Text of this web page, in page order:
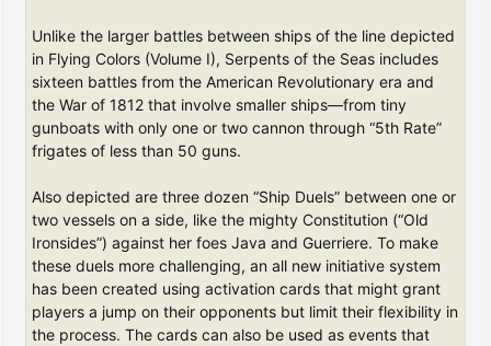
Unlike the larger battles between ships of the line depicted
in Flying Colors (Volume I), Serpents of the Seas includes
sixteen battles from the American Revolutionary era and
the War of 1812 that involve smaller ships—from tiny
gunboats with only one or two cannon through “5th Rate”
frigates of less than 50 guns.
Also depicted are three dozen “Ship Duels” between one or
two vessels on a side, like the mighty Constitution (“Old
Ironsides”) against her foes Java and Guerriere. To make
these duels more challenging, an all new initiative system
has been created using activation cards that might grant
players a jump on their opponents but limit their flexibility in
the process. The cards can also be used as events that